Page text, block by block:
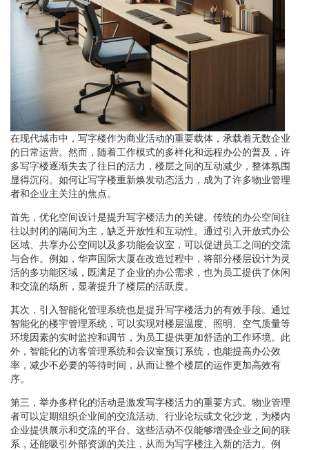
在现代城市中，写字楼作为商业活动的重要载体，承载着无数企业
的日常运营。然而，随着工作模式的多样化和远程办公的普及，许
多写字楼逐渐失去了往日的活力，楼层之间的互动减少，整体氛围
显得沉闷。如何让写字楼重新焕发动态活力，成为了许多物业管理
者和企业主关注的焦点。
首先，优化空间设计是提升写字楼活力的关键。传统的办公空间往
往以封闭的隔间为主，缺乏开放性和互动性。通过引入开放式办公
区域、共享办公空间以及多功能会议室，可以促进员工之间的交流
与合作。例如，华声国际大厦在改造过程中，将部分楼层设计为灵
活的多功能区域，既满足了企业的办公需求，也为员工提供了休闲
和交流的场所，显著提升了楼层的活跃度。
其次，引入智能化管理系统也是提升写字楼活力的有效手段。通过
智能化的楼宇管理系统，可以实现对楼层温度、照明、空气质量等
环境因素的实时监控和调节，为员工提供更加舒适的工作环境。此
外，智能化的访客管理系统和会议室预订系统，也能提高办公效
率，减少不必要的等待时间，从而让整个楼层的运作更加高效有
序。
第三，举办多样化的活动是激发写字楼活力的重要方式。物业管理
者可以定期组织企业间的交流活动、行业论坛或文化沙龙，为楼内
企业提供展示和交流的平台。这些活动不仅能够增强企业之间的联
系，还能吸引外部资源的关注，从而为写字楼注入新的活力。例